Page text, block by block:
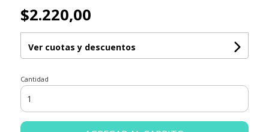
$2.220,00
Ver cuotas y descuentos
Cantidad